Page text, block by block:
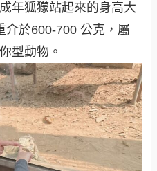
年狐獴站起來的身高大
介於600-700 公克，屬
型動物。